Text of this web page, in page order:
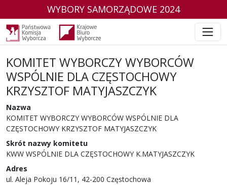
WYBORY SAMORZĄDOWE 2024
KOMITET WYBORCZY WYBORCÓW
WSPÓLNIE DLA CZĘSTOCHOWY
KRZYSZTOF MATYJASZCZYK
w wyborach samorządowych w 2024 r.
Nazwa
KOMITET WYBORCZY WYBORCÓW WSPÓLNIE DLA
CZĘSTOCHOWY KRZYSZTOF MATYJASZCZYK
Skrót nazwy komitetu
KWW WSPÓLNIE DLA CZĘSTOCHOWY K.MATYJASZCZYK
Adres
ul. Aleja Pokoju 16/11, 42-200 Częstochowa